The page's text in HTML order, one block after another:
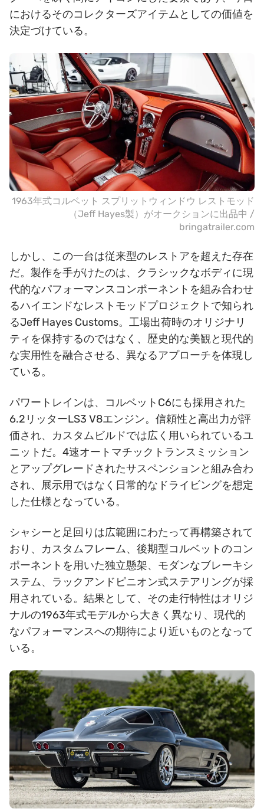
におけるそのコレクターズアイテムとしての価値を
決定づけている。
1963年式コルベット スプリットウィンドウ レストモッド
（Jeff Hayes製）がオークションに出品中 /
bringatrailer.com
しかし、この一台は従来型のレストアを超えた存在
だ。製作を手がけたのは、クラシックなボディに現
代的なパフォーマンスコンポーネントを組み合わせ
るハイエンドなレストモッドプロジェクトで知られ
るJeff Hayes Customs。工場出荷時のオリジナリ
ティを保持するのではなく、歴史的な美観と現代的
な実用性を融合させる、異なるアプローチを体現し
ている。
パワートレインは、コルベットC6にも採用された
6.2リッターLS3 V8エンジン。信頼性と高出力が評
価され、カスタムビルドでは広く用いられているユ
ニットだ。4速オートマチックトランスミッション
とアップグレードされたサスペンションと組み合わ
され、展示用ではなく日常的なドライビングを想定
した仕様となっている。
シャシーと足回りは広範囲にわたって再構築されて
おり、カスタムフレーム、後期型コルベットのコン
ポーネントを用いた独立懸架、モダンなブレーキシ
ステム、ラックアンドピニオン式ステアリングが採
用されている。結果として、その走行特性はオリジ
ナルの1963年式モデルから大きく異なり、現代的
なパフォーマンスへの期待により近いものとなって
いる。